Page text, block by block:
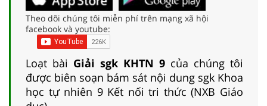
Theo dõi chúng tôi miễn phí trên mạng xã hội
facebook và youtube:
Loạt bài Giải sgk KHTN 9 của chúng tôi
được biên soạn bám sát nội dung sgk Khoa
học tự nhiên 9 Kết nối tri thức (NXB Giáo